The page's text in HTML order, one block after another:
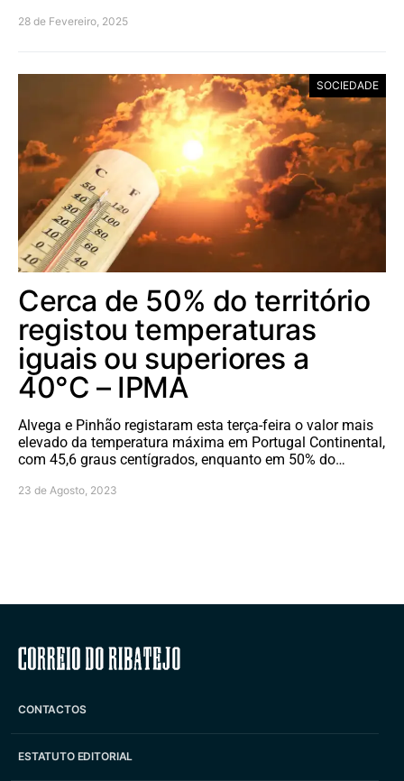
28 de Fevereiro, 2025
SOCIEDADE
Cerca de 50% do território
registou temperaturas
iguais ou superiores a
40°C – IPMA
Alvega e Pinhão registaram esta terça-feira o valor mais
elevado da temperatura máxima em Portugal Continental,
com 45,6 graus centígrados, enquanto em 50% do…
23 de Agosto, 2023
Correio do Ribatejo
CONTACTOS
ESTATUTO EDITORIAL